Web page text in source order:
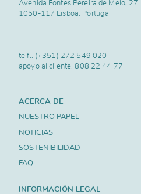
Avenida Fontes Pereira de Melo, 27
1050-117 Lisboa, Portugal
telf.. (+351) 272 549 020
apoyo al cliente.808 22 44 77
ACERCA DE
NUESTRO PAPEL
NOTICIAS
SOSTENIBILIDAD
FAQ
INFORMACIÓN LEGAL